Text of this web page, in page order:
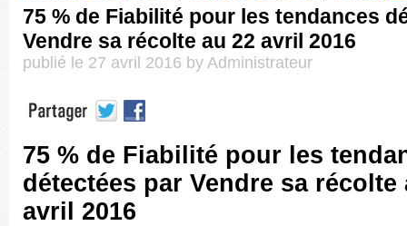
75 % de Fiabilité pour les tendances
Vendre sa récolte au 22 avril 2016
publié le 27 avril 2016 by Administrateur
75 % de Fiabilité pour les
détectées par Vendre sa récolte
avril 2016